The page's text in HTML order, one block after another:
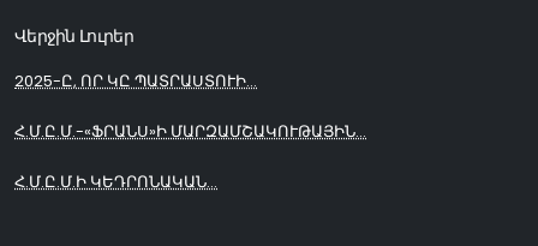
Վերջին Լուրեր
2025-Ը, ՈՐ ԿԸ ՊԱՏՐԱՍՏՈՒԻ...
Հ.Մ.Ը.Մ.-«ՖՐԱՆՍ»Ի ՄԱՐԶԱՄՇԱԿՈՒԹԱՅԻՆ...
Հ.Մ.Ը.Մ.Ի ԿԵԴՐՈՆԱԿԱՆ...